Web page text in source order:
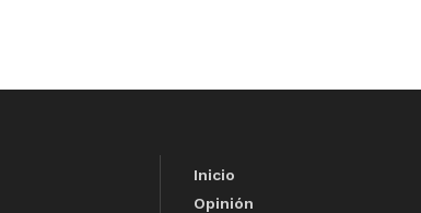
Inicio
Opinión